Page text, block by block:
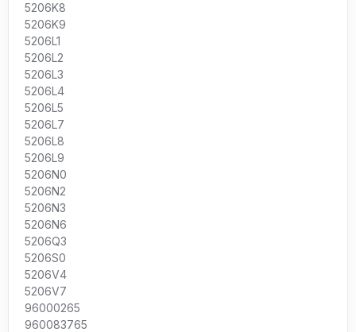
5206K8
5206K9
5206L1
5206L2
5206L3
5206L4
5206L5
5206L7
5206L8
5206L9
5206N0
5206N2
5206N3
5206N6
5206Q3
5206S0
5206V4
5206V7
96000265
960083765